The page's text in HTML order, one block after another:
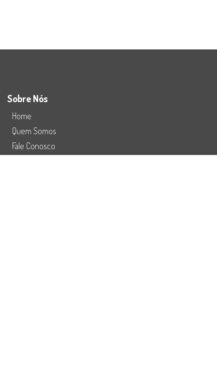
Sobre Nós
Home
Quem Somos
Fale Conosco